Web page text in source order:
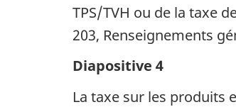
TPS/TVH ou de la taxe
203, Renseignements
Diapositive 4
La taxe sur les produits